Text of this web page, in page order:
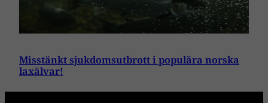
Misstänkt sjukdomsutbrott i populära norska
laxälvar!